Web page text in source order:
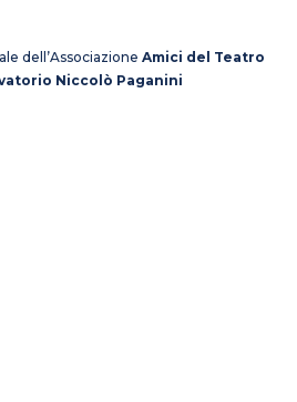
dell’Associazione Amici del Teatro
Niccolò Paganini